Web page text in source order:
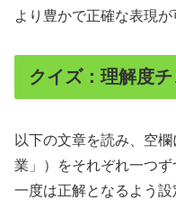
より豊かで正確な表現が
クイズ：理解度チ
以下の文章を読み、空
業」）をそれぞれ一つ
一度は正解となるよう設